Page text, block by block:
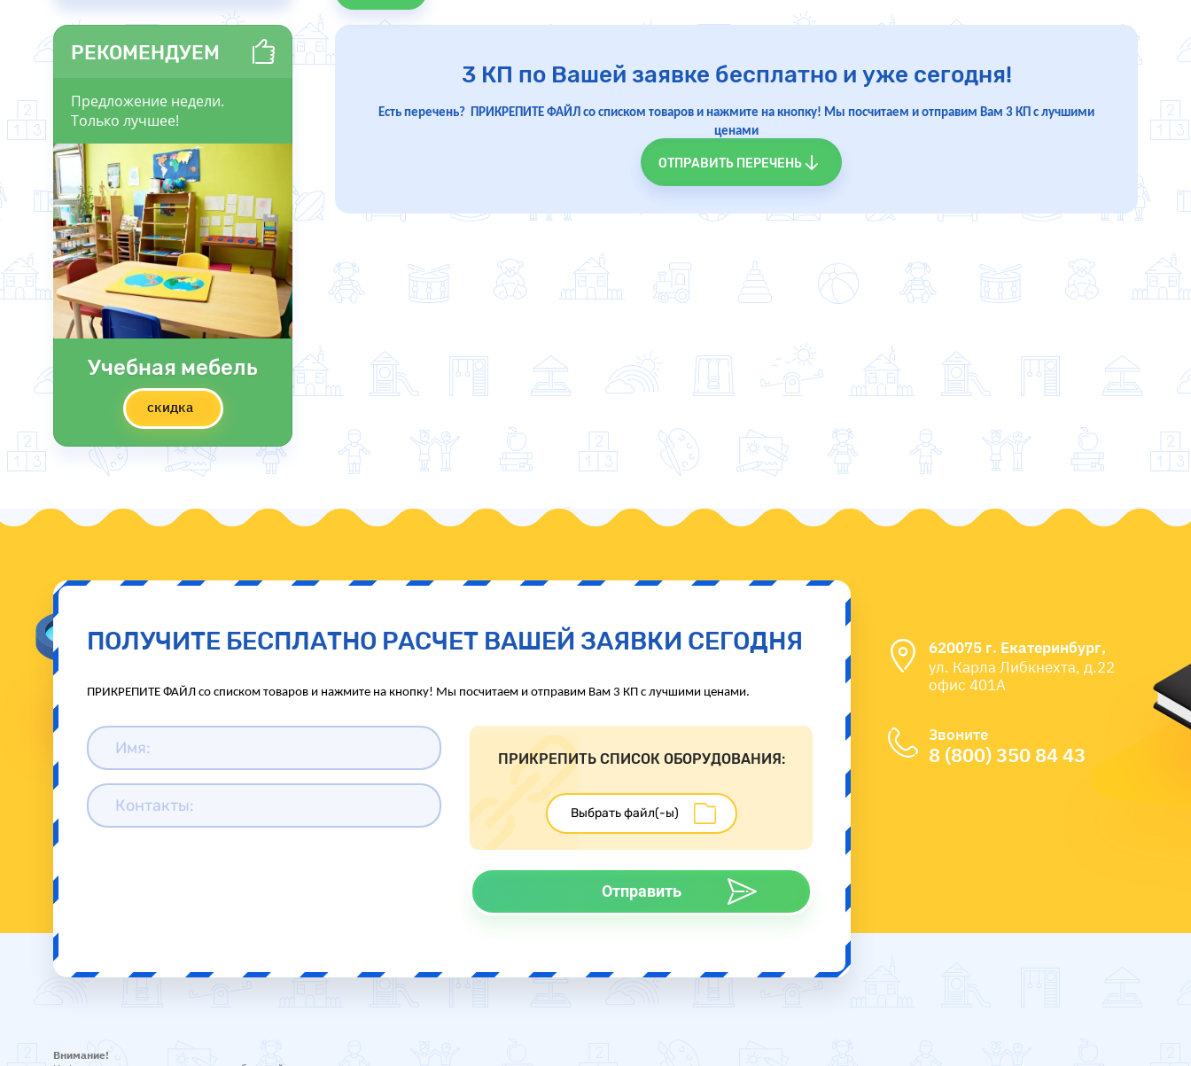
РЕКОМЕНДУЕМ
Предложение недели.
Только лучшее!
Учебная мебель
скидка
3 КП по Вашей заявке бесплатно и уже сегодня!
Есть перечень? ПРИКРЕПИТЕ ФАЙЛ со списком товаров и нажмите на кнопку! Мы посчитаем и отправим Вам 3 КП с лучшими
ценами
ОТПРАВИТЬ ПЕРЕЧЕНЬ
ПОЛУЧИТЕ БЕСПЛАТНО РАСЧЕТ ВАШЕЙ ЗАЯВКИ СЕГОДНЯ
ПРИКРЕПИТЕ ФАЙЛ со списком товаров и нажмите на кнопку! Мы посчитаем и отправим Вам 3 КП с лучшими ценами.
ПРИКРЕПИТЬ СПИСОК ОБОРУДОВАНИЯ:
Отправить
620075 г. Екатеринбург,
ул. Карла Либкнехта, д.22
офис 401А
Звоните
8 (800) 350 84 43
Внимание!